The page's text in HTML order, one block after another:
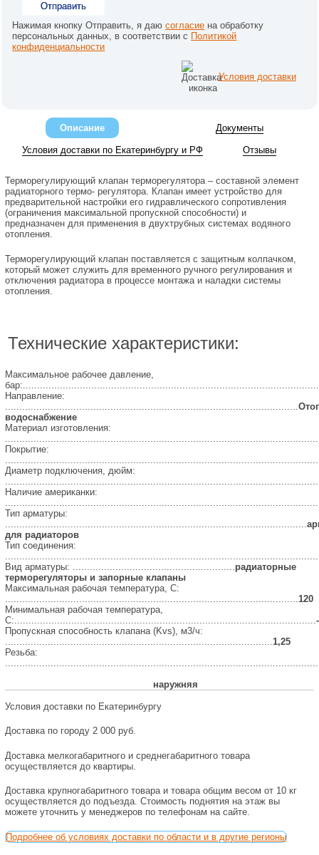
Отправить
Нажимая кнопку Отправить, я даюсогласие на обработку
персональных данных, в соответствии с Политикой
конфиденциальности
Условия доставки
Описание Документы
Условия доставки по Екатеринбургу и РФ Отзывы
Терморегулирующий клапан терморегулятора – составной элемент
радиаторного термо- регулятора. Клапан имеет устройство для
предварительной настройки его гидравлического сопротивления
(ограничения максимальной пропускной способности) и
предназначен для применения в двухтрубных системах водяного
отопления.
Терморегулирующий клапан поставляется с защитным колпачком,
который может служить для временного ручного регулирования и
отключения радиатора в процессе монтажа и наладки системы
отопления.
Технические характеристики:
Максимальное рабочее давление,
Направление:
водоснабжение
Материал изготовления:
Покрытие:
Диаметр подключения, дюйм:
Наличие американки:
Тип арматуры:
для радиаторов
Тип соединения:
Вид арматуры: ......................................................... радиаторные
терморегуляторы и запорные клапаны
Максимальная рабочая температура, С:
120
Минимальная рабочая температура,
С:..........................................................................................................
Пропускная способность клапана (Kvs), м3/ч:
1,25
Резьба:
наружняя
Условия доставки по Екатеринбургу
Доставка по городу 2 000 руб.
Доставка мелкогабаритного и среднегабаритного товара
осуществляется до квартиры.
Доставка крупногабаритного товара и товара общим весом от 10 кг
осуществляется до подъезда. Стоимость поднятия на этаж вы
можете уточнить у менеджеров по телефонам на сайте.
Подробнее об условиях доставки по области и в другие регионы